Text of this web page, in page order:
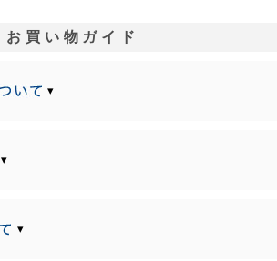
お買い物ガイド
▾
▾
▾